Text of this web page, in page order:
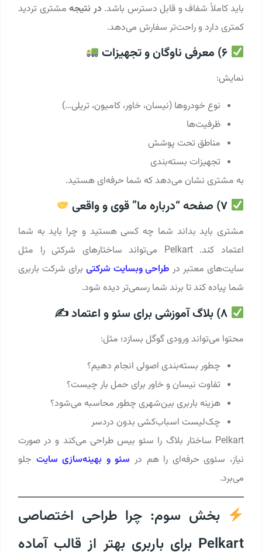
باید کاملاً شفاف و قابل دسترس باشد.در نتیجهمشتری تردید
کمتری دارد و راحت‌تر سفارش می‌دهد.
6) معرفی ناوگان و تجهیزات
نمایش:
نوع خودروها (نیسان، خاور، کامیون، تریلی…)
ظرفیت‌ها
مناطق تحت پوشش
تجهیزات بسته‌بندی
به مشتری نشان می‌دهد که شما حرفه‌ای هستید.
7) صفحه “درباره ما” قوی و واقعی
مشتری باید بداند شما چه کسی هستید و چرا باید به شما
اعتماد کند. Pelkart می‌تواند ساختارهای شرکتی را مثل
سایت‌های معتبر درطراحی وبسایت شرکتیبرای شرکت باربری
شما پیاده کند تا برند شما رسمی‌تر دیده شود.
8) بلاگ آموزشی برای سئو و اعتماد ✍
محتوا می‌تواند ورودی گوگل بسازد؛ مثل:
چطور بسته‌بندی اصولی انجام دهیم؟
تفاوت نیسان و خاور برای حمل بار چیست؟
هزینه باربری بین‌شهری چطور محاسبه می‌شود؟
چک‌لیست اسباب‌کشی بدون دردسر
Pelkart ساختار بلاگ را سئو بیس طراحی می‌کند و در صورت
نیاز، سئوی حرفه‌ای را هم درسئو و بهینه‌سازی سایتجلو
می‌برد.
بخش سوم: چرا طراحی اختصاصی
Pelkart برای باربری بهتر از قالب آماده